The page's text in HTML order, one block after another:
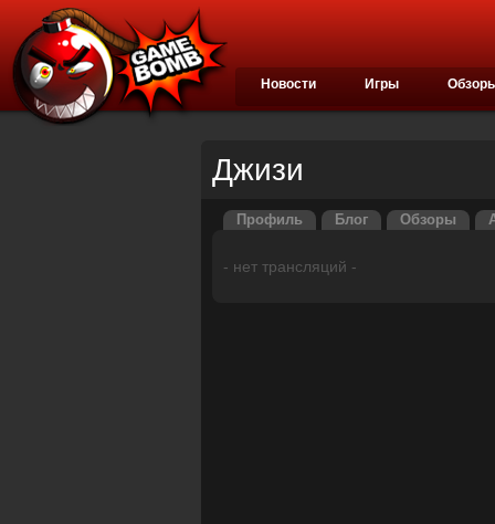
Новости Игры
Джизи
Профиль Блог Обзоры
- нет трансляций -